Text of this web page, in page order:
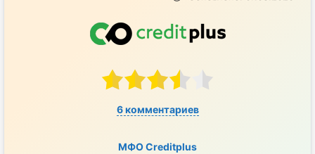
6 комментариев
МФО Creditplus